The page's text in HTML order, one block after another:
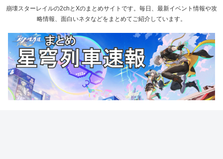
崩壊スターレイルの2chとXのまとめサイトです。毎日、最新イベント情報や攻
略情報、面白いネタなどをまとめてご紹介しています。